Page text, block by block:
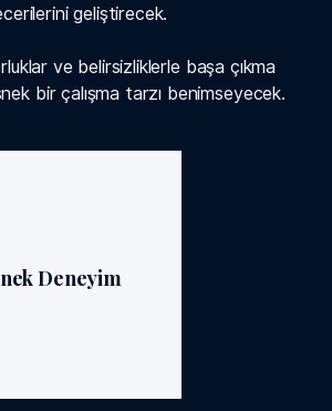
geliştirecek.
ve belirsizliklerle başa çıkma
bir çalışma tarzı benimseyecek.
Deneyim